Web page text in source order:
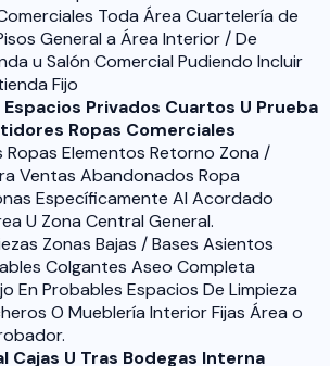
Toda Área Cuartelería de
General a Área Interior / De
u Salón Comercial Pudiendo Incluir
Fijo
Privados Cuartos U Prueba
Ropas Comerciales
Ropas Elementos Retorno Zona /
Ventas Abandonados Ropa
Específicamente Al Acordado
U Zona Central General.
Zonas Bajas / Bases Asientos
Colgantes Aseo Completa
En Probables Espacios De Limpieza
O Mueblería Interior Fijas Área o
Cajas U Tras Bodegas Interna